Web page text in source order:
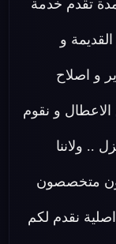
تقدم خدمة
و
و اصلاح
الاعطال و نقوم
.. ولاننا
متخصصون
نقدم لكم